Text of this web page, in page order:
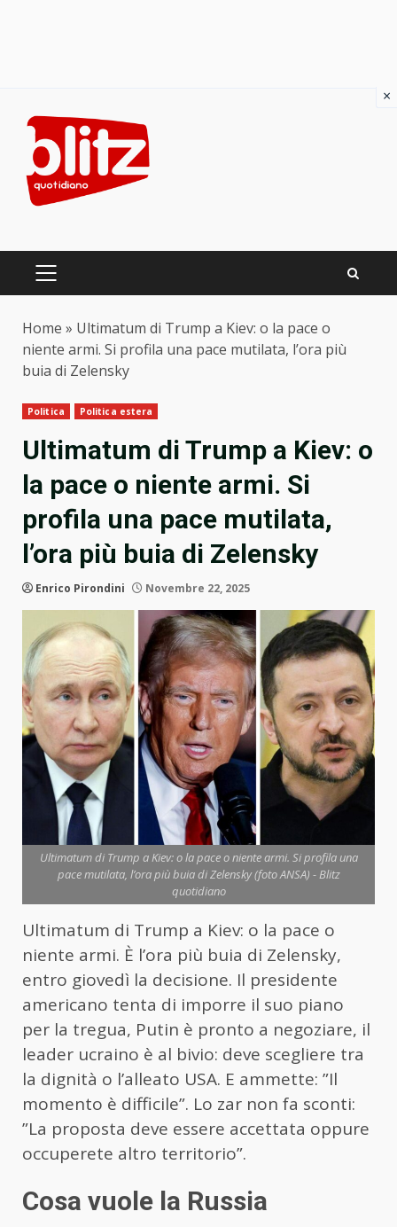
content
PRIMARY
Home » Ultimatum di Trump a Kiev: o la pace o
niente armi. Si profila una pace mutilata, l’ora più
buia di Zelensky
Politica Politica estera
Ultimatum di Trump a Kiev: o
la pace o niente armi. Si
profila una pace mutilata,
l’ora più buia di Zelensky
Enrico Pirondini Novembre 22, 2025
Ultimatum di Trump a Kiev: o la pace o niente armi. Si profila una
pace mutilata, l’ora più buia di Zelensky (foto ANSA) - Blitz
quotidiano
Ultimatum di Trump a Kiev: o la pace o
niente armi. È l’ora più buia di Zelensky,
entro giovedì la decisione. Il presidente
americano tenta di imporre il suo piano
per la tregua, Putin è pronto a negoziare, il
leader ucraino è al bivio: deve scegliere tra
la dignità o l’alleato USA. E ammette: ”Il
momento è difficile”. Lo zar non fa sconti:
”La proposta deve essere accettata oppure
occuperete altro territorio”.
Cosa vuole la Russia
×